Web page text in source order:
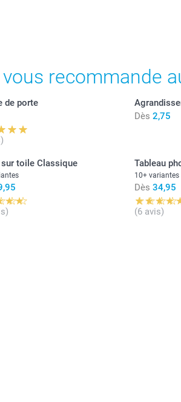
vous recommande
de porte
Dès 2,75
toile Classique Tableau
10+ variantes
Dès 34,95
(6 avis)